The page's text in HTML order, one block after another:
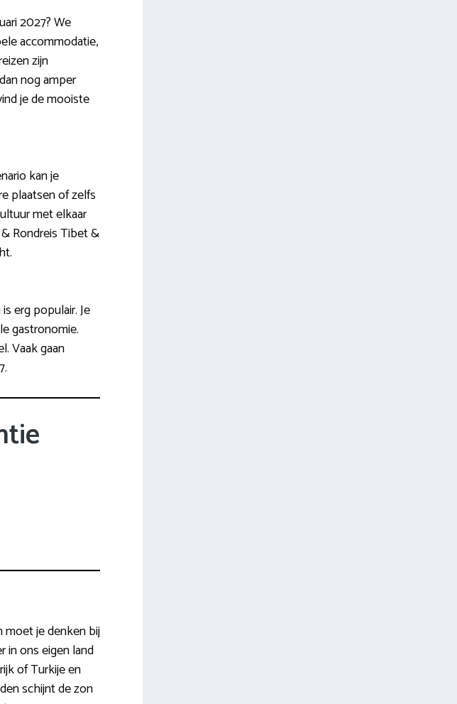
2027? We
accommodatie,
zijn
nog amper
je de mooiste
kan je
plaatsen of zelfs
met elkaar
Rondreis Tibet &
erg populair. Je
gastronomie.
Vaak gaan
moet je denken bij
in ons eigen land
of Turkije en
schijnt de zon